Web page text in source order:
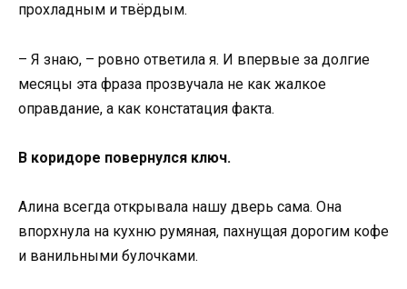
прохладным и твёрдым.
– Я знаю, – ровно ответила я. И впервые за долгие
месяцы эта фраза прозвучала не как жалкое
оправдание, а как констатация факта.
В коридоре повернулся ключ.
Алина всегда открывала нашу дверь сама. Она
впорхнула на кухню румяная, пахнущая дорогим кофе
и ванильными булочками.